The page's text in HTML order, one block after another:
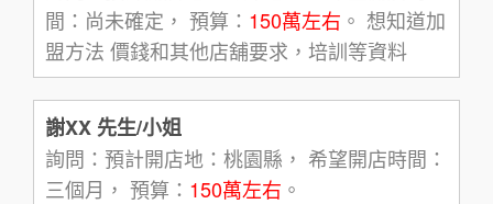
間：尚未確定， 預算： 150萬左右 。 想知道加
盟方法 價錢和其他店舖要求，培訓等資料
謝XX 先生/小姐
詢問：預計開店地：桃園縣， 希望開店時間：
三個月， 預算： 150萬左右 。